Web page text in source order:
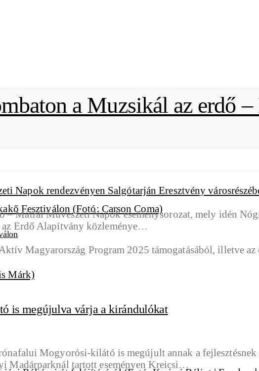
a Muzsikál az erdő
Mátrai Művészeti Napok eseménysorozat, mely idén
az Erdő Alapítvány közleménye…
is megújulva várja a kirándulókat
Mogyorósi-kilátó is megújult annak a fejlesztésnek
Madárparknál tartott eseményen Kreicsi…